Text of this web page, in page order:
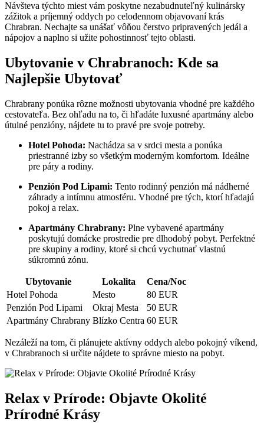
Návšteva týchto miest vám poskytne nezabudnuteľný kulinársky
zážitok a príjemný oddych po celodennom objavovaní krás
Chrabran. Nechajte sa unášať vôňou čerstvo pripravených jedál a
nápojov a naplno si užite pohostinnosť tejto oblasti.
Ubytovanie v Chrabranoch: Kde sa
Najlepšie Ubytovať
Chrabrany ponúka rôzne možnosti ubytovania vhodné pre každého
cestovateľa. Bez ohľadu na to, či hľadáte luxusné apartmány alebo
útulné penzióny, nájdete tu to pravé pre svoje potreby.
Hotel Pohoda: Nachádza sa v srdci mesta a ponúka
priestranné izby so všetkým moderným komfortom. Ideálne
pre páry a rodiny.
Penzión Pod Lipami: Tento rodinný penzión má nádherné
záhrady a intímnu atmosféru. Vhodné pre tých, ktorí hľadajú
pokoj a relax.
Apartmány Chrabrany: Plne vybavené apartmány
poskytujú domácke prostredie pre dlhodobý pobyt. Perfektné
pre skupiny a rodiny, ktoré si chcú vychutnať vlastnú
súkromnú zónu.
Ubytovanie Lokalita
Cena/Noc
Hotel Pohoda
Mesto
80 EUR
Penzión Pod Lipami
Okraj Mesta
50 EUR
Apartmány Chrabrany Blízko Centra 60 EUR
Nezáleží na tom, či plánujete aktívny oddych alebo pokojný víkend,
v Chrabranoch si určite nájdete to správne miesto na pobyt.
Relax v Prírode: Objavte Okolité
Prírodné Krásy